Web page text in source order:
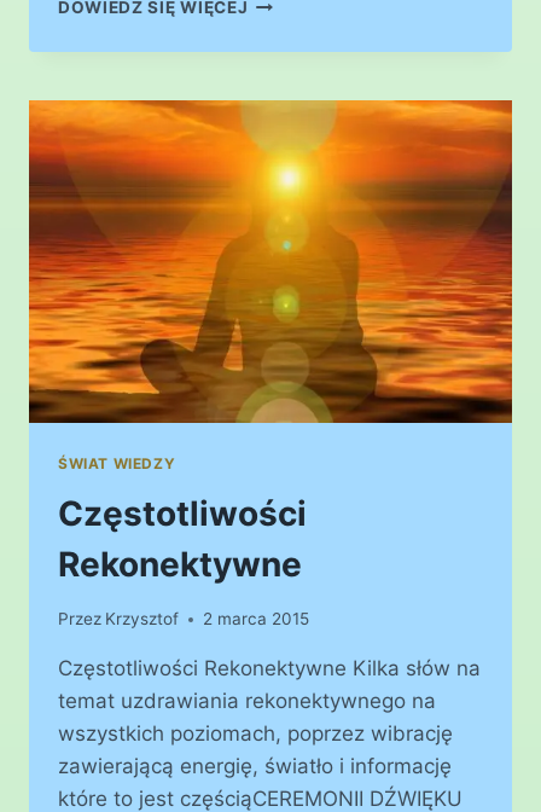
DOWIEDZ SIĘ WIĘCEJ
ŚWIAT WIEDZY
Częstotliwości
Rekonektywne
Przez Krzysztof 2 marca 2015
Częstotliwości Rekonektywne Kilka słów na
temat uzdrawiania rekonektywnego na
wszystkich poziomach, poprzez wibrację
zawierającą energię, światło i informację
które to jest częściąCEREMONII DŹWIĘKU